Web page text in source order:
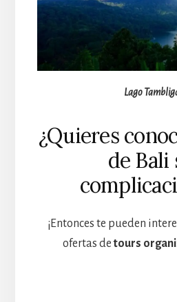
Lago
¿Quieres
de Bali
¡Entonces te pueden
ofertas de tours